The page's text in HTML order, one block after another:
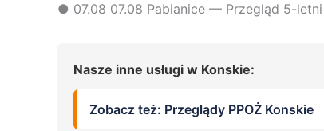
● 07.08 07.08 Pabianice — Przegląd 5-
Nasze inne usługi w Konskie:
Zobacz też: Przeglądy PPOŻ Konskie